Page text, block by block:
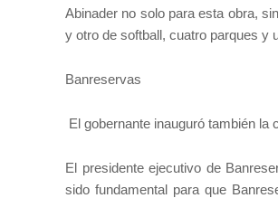
Abinader no solo para esta obra,
y otro de softball, cuatro parques y
Banreservas
El gobernante inauguró también
El presidente ejecutivo de
sido fundamental para que